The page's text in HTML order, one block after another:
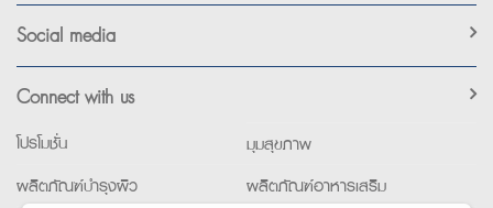
Social media
Connect with us
โปรโมชั่น
มุมสุขภาพ
ผลิตภัณฑ์บำรุงผิว
ผลิตภัณฑ์อาหารเสริม